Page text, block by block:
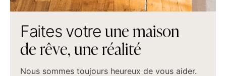
Faites votre unemaison
derêve,uneréalité
Nous sommes toujours heureux de vous aider.